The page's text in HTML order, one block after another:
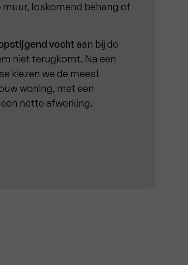
loskomend behang of
vocht aan bij de
niet terugkomt. Na een
kiezen we de meest
woning, met een
nette afwerking.